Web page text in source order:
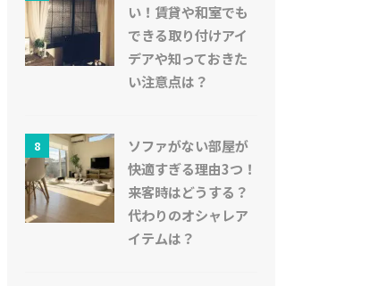
い！賃貸や和室でも
できる取り付けアイ
デアや知っておきた
い注意点は？
8
ソファがない部屋が
快適すぎる理由3つ！
来客時はどうする？
代わりのオシャレア
イテムは？